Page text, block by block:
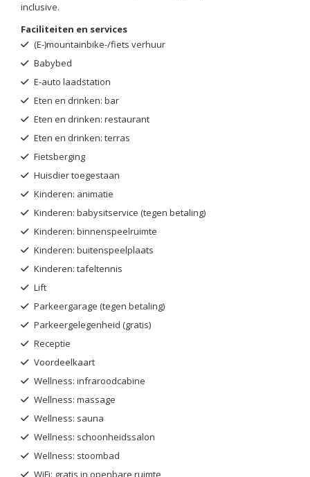
inclusive.
Faciliteiten en services
(E-)mountainbike-/fiets verhuur
Babybed
E-auto laadstation
Eten en drinken: bar
Eten en drinken: restaurant
Eten en drinken: terras
Fietsberging
Huisdier toegestaan
Kinderen: animatie
Kinderen: babysitservice (tegen betaling)
Kinderen: binnenspeelruimte
Kinderen: buitenspeelplaats
Kinderen: tafeltennis
Lift
Parkeergarage (tegen betaling)
Parkeergelegenheid (gratis)
Receptie
Voordeelkaart
Wellness: infraroodcabine
Wellness: massage
Wellness: sauna
Wellness: schoonheidssalon
Wellness: stoombad
WiFi: gratis in openbare ruimte